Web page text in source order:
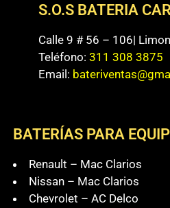
S.O.S BATERIA
Calle 9 # 56 – 106|
Teléfono:311 308 3875
Email:
BATERÍAS PARA
Renault – Mac Clarios
Nissan – Mac Clarios
Chevrolet – AC Delco